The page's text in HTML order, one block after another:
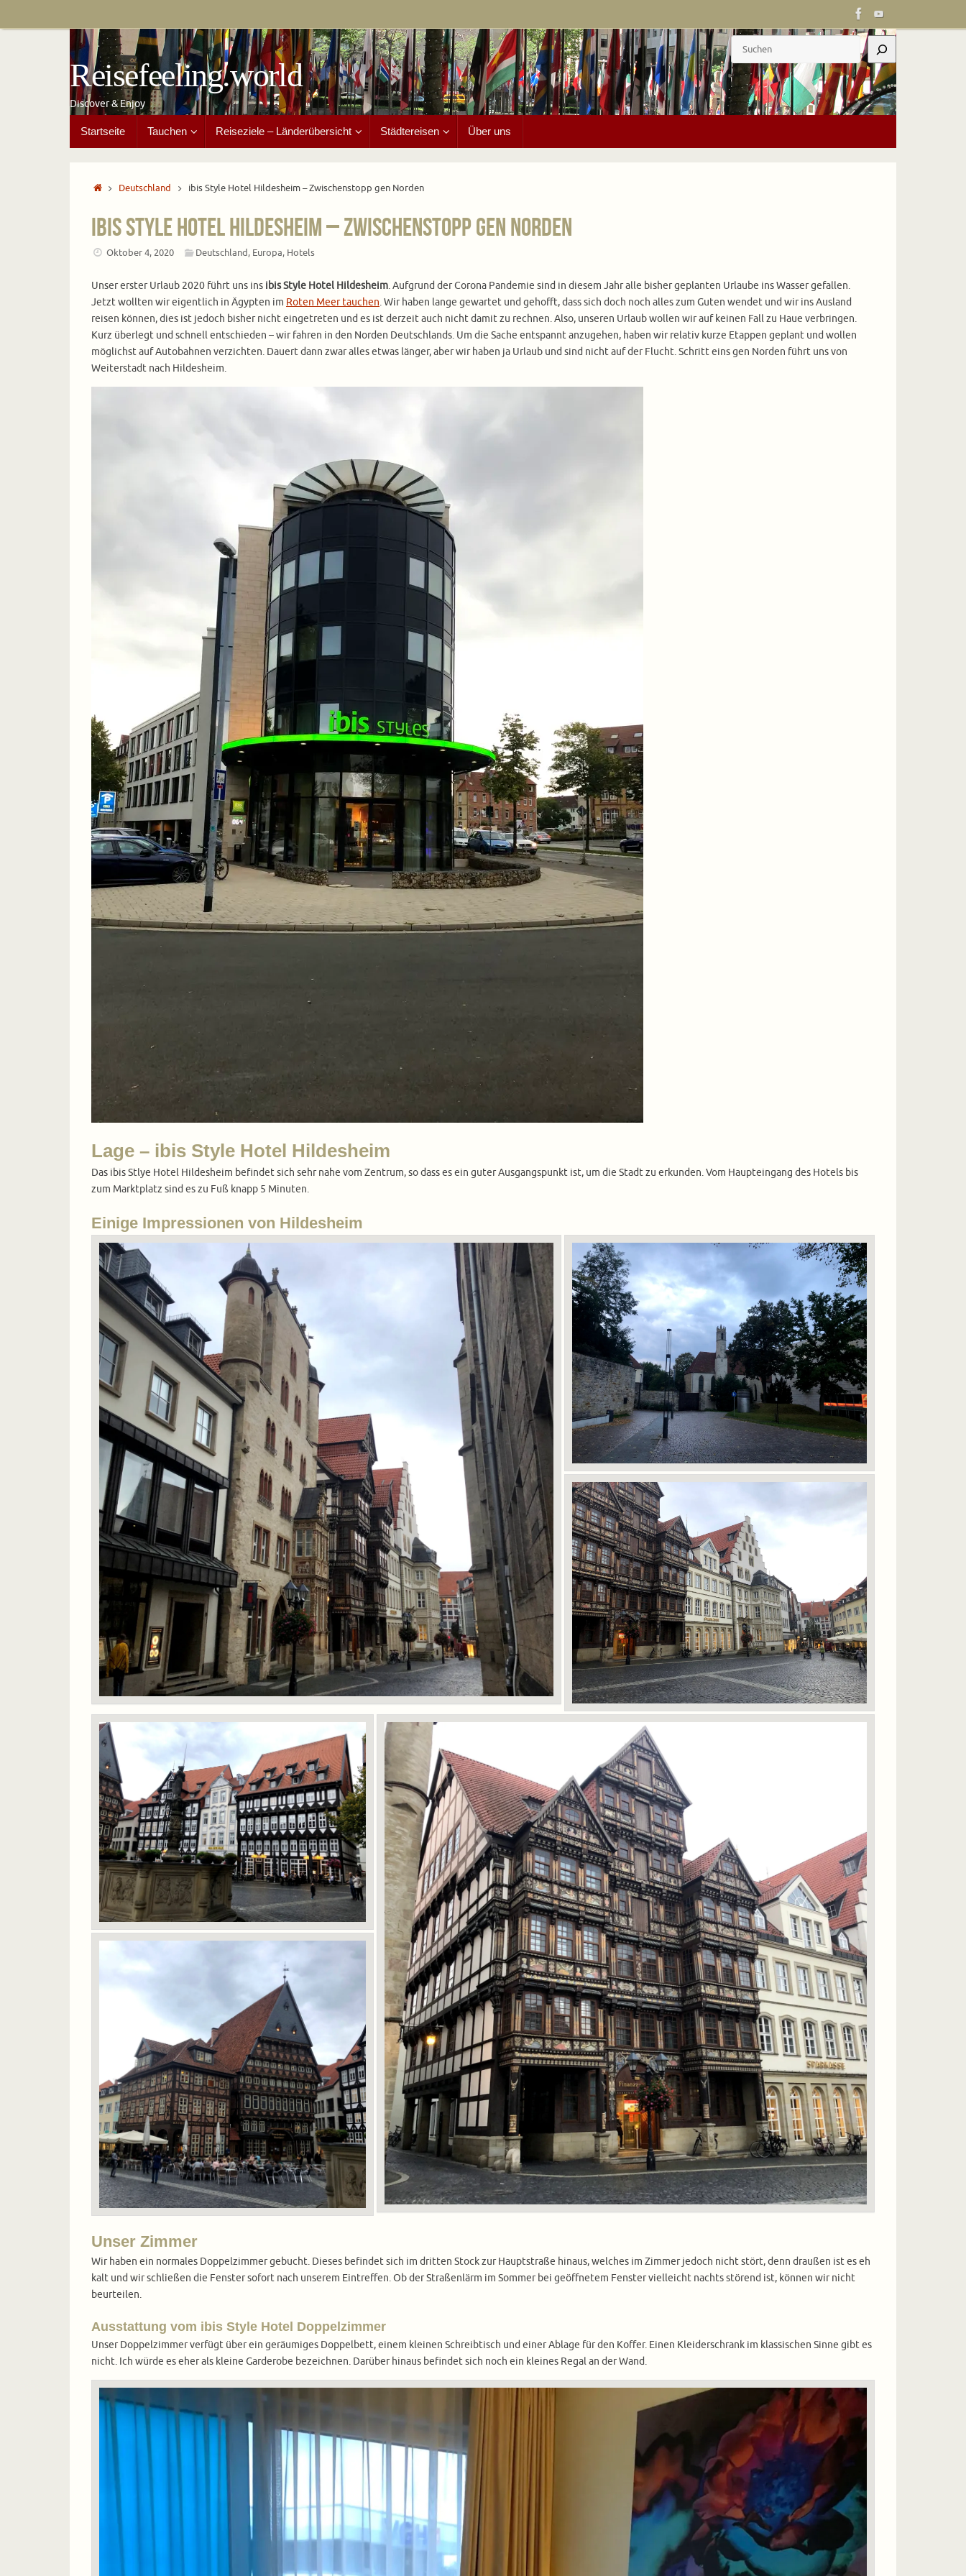
Reisefeeling.world
Discover & Enjoy
Suchen
Inhalt
springen
Startseite Tauchen Reiseziele – Länderübersicht Städtereisen Über uns
StartDeutschland ibis Style Hotel Hildesheim – Zwischenstopp gen Norden
ibis Style Hotel Hildesheim – Zwischenstopp gen Norden
Oktober 4, 2020 Deutschland, Europa, Hotels
Unser erster Urlaub 2020 führt uns ins ibis Style Hotel Hildesheim. Aufgrund der Corona Pandemie sind in diesem Jahr alle bisher geplanten Urlaube ins Wasser gefallen.
Jetzt wollten wir eigentlich in Ägypten im Roten Meer tauchen. Wir haben lange gewartet und gehofft, dass sich doch noch alles zum Guten wendet und wir ins Ausland
reisen können, dies ist jedoch bisher nicht eingetreten und es ist derzeit auch nicht damit zu rechnen. Also, unseren Urlaub wollen wir auf keinen Fall zu Haue verbringen.
Kurz überlegt und schnell entschieden – wir fahren in den Norden Deutschlands. Um die Sache entspannt anzugehen, haben wir relativ kurze Etappen geplant und wollen
möglichst auf Autobahnen verzichten. Dauert dann zwar alles etwas länger, aber wir haben ja Urlaub und sind nicht auf der Flucht. Schritt eins gen Norden führt uns von
Weiterstadt nach Hildesheim.
Lage – ibis Style Hotel Hildesheim
Das ibis Stlye Hotel Hildesheim befindet sich sehr nahe vom Zentrum, so dass es ein guter Ausgangspunkt ist, um die Stadt zu erkunden. Vom Haupteingang des Hotels bis
zum Marktplatz sind es zu Fuß knapp 5 Minuten.
Einige Impressionen von Hildesheim
Unser Zimmer
Wir haben ein normales Doppelzimmer gebucht. Dieses befindet sich im dritten Stock zur Hauptstraße hinaus, welches im Zimmer jedoch nicht stört, denn draußen ist es eh
kalt und wir schließen die Fenster sofort nach unserem Eintreffen. Ob der Straßenlärm im Sommer bei geöffnetem Fenster vielleicht nachts störend ist, können wir nicht
beurteilen.
Ausstattung vom ibis Style Hotel Doppelzimmer
Unser Doppelzimmer verfügt über ein geräumiges Doppelbett, einem kleinen Schreibtisch und einer Ablage für den Koffer. Einen Kleiderschrank im klassischen Sinne gibt es
nicht. Ich würde es eher als kleine Garderobe bezeichnen. Darüber hinaus befindet sich noch ein kleines Regal an der Wand.